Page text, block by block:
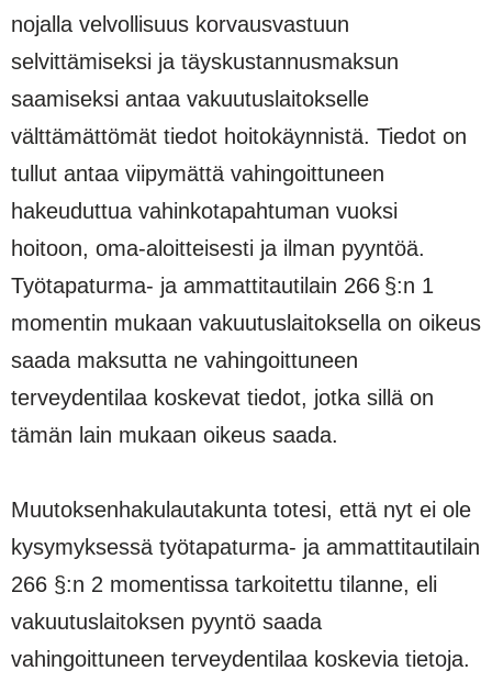
nojalla velvollisuus korvausvastuun
selvittämiseksi ja täyskustannusmaksun
saamiseksi antaa vakuutuslaitokselle
välttämättömät tiedot hoitokäynnistä. Tiedot on
tullut antaa viipymättä vahingoittuneen
hakeuduttua vahinkotapahtuman vuoksi
hoitoon, oma-aloitteisesti ja ilman pyyntöä.
Työtapaturma- ja ammattitautilain 266 §:n 1
momentin mukaan vakuutuslaitoksella on oikeus
saada maksutta ne vahingoittuneen
terveydentilaa koskevat tiedot, jotka sillä on
tämän lain mukaan oikeus saada.
Muutoksenhakulautakunta totesi, että nyt ei ole
kysymyksessä työtapaturma- ja ammattitautilain
266 §:n 2 momentissa tarkoitettu tilanne, eli
vakuutuslaitoksen pyyntö saada
vahingoittuneen terveydentilaa koskevia tietoja.